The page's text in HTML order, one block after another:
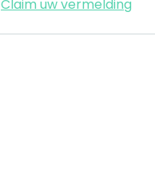
Claim uw vermelding